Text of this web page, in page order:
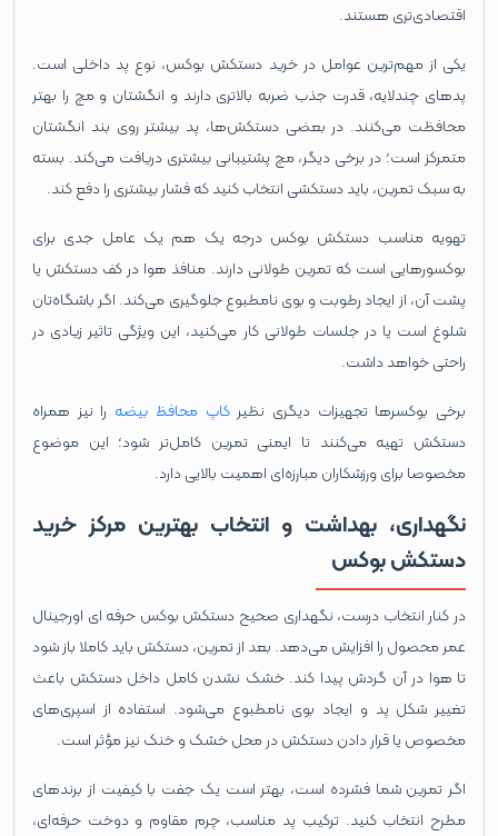
اقتصادی‌تری هستند.
یکی از مهم‌ترین عوامل در خرید دستکش بوکس، نوع پد داخلی است.
پدهای چندلایه، قدرت جذب ضربه بالاتری دارند و انگشتان و مچ را بهتر
محافظت می‌کنند. در بعضی دستکش‌ها، پد بیشتر روی بند انگشتان
متمرکز است؛ در برخی دیگر، مچ پشتیبانی بیشتری دریافت می‌کند. بسته
به سبک تمرین، باید دستکشی انتخاب کنید که فشار بیشتری را دفع کند.
تهویه مناسب دستکش بوکس درجه یک هم یک عامل جدی برای
بوکسورهایی است که تمرین طولانی دارند. منافذ هوا در کف دستکش یا
پشت آن، از ایجاد رطوبت و بوی نامطبوع جلوگیری می‌کند. اگر باشگاه‌تان
شلوغ است یا در جلسات طولانی کار می‌کنید، این ویژگی تاثیر زیادی در
راحتی خواهد داشت.
برخی بوکسرها تجهیزات دیگری نظیرکاپ محافظ بیضه را نیز همراه
دستکش تهیه می‌کنند تا ایمنی تمرین کامل‌تر شود؛ این موضوع
مخصوصا برای ورزشکاران مبارزه‌ای اهمیت بالایی دارد.
نگهداری، بهداشت و انتخاب بهترین مرکز خرید
دستکش بوکس
در کنار انتخاب درست، نگهداری صحیح دستکش بوکس حرفه ای اورجینال
عمر محصول را افزایش می‌دهد. بعد از تمرین، دستکش باید کاملا باز شود
تا هوا در آن گردش پیدا کند. خشک ‌نشدن کامل داخل دستکش باعث
تغییر شکل پد و ایجاد بوی نامطبوع می‌شود. استفاده از اسپری‌های
مخصوص یا قرار دادن دستکش در محل خشک و خنک نیز مؤثر است.
اگر تمرین شما فشرده است، بهتر است یک جفت با کیفیت از برندهای
مطرح انتخاب کنید. ترکیب پد مناسب، چرم مقاوم و دوخت حرفه‌ای،